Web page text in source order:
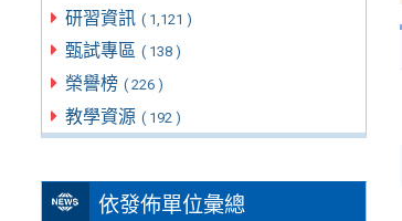
研習資訊 ( 1,121 )
甄試專區 ( 138 )
榮譽榜 ( 226 )
教學資源 ( 192 )
依發佈單位彙總